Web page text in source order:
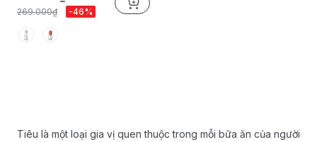
269.000₫ -46%
Tiêu là một loại gia vị quen thuộc trong mỗi bữa ăn của người